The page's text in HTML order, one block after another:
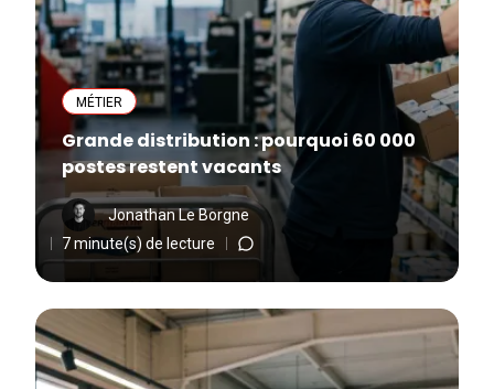
MÉTIER
Grande distribution : pourquoi 60 000
postes restent vacants
Jonathan Le Borgne
7 minute(s) de lecture